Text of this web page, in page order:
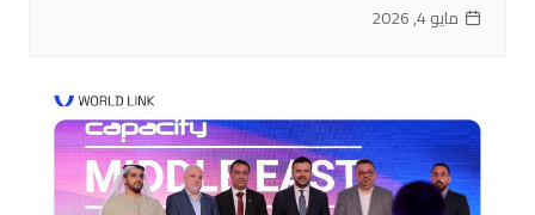
مايو 4, 2026